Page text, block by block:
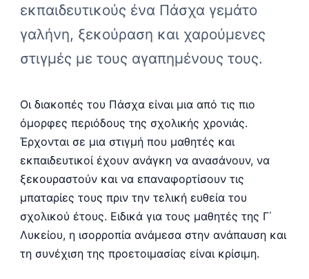
εκπαιδευτικούς ένα Πάσχα γεμάτο
γαλήνη, ξεκούραση και χαρούμενες
στιγμές με τους αγαπημένους τους.
Οι διακοπές του Πάσχα είναι μια από τις πιο
όμορφες περιόδους της σχολικής χρονιάς.
Έρχονται σε μια στιγμή που μαθητές και
εκπαιδευτικοί έχουν ανάγκη να ανασάνουν, να
ξεκουραστούν και να επαναφορτίσουν τις
μπαταρίες τους πριν την τελική ευθεία του
σχολικού έτους. Ειδικά για τους μαθητές της Γ΄
Λυκείου, η ισορροπία ανάμεσα στην ανάπαυση και
τη συνέχιση της προετοιμασίας είναι κρίσιμη.